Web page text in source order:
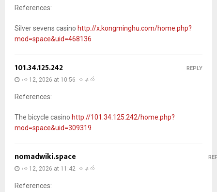
References:
Silver sevens casino http://x.kongminghu.com/home.php?
mod=space&uid=468136
101.34.125.242
မေ 12, 2026 at 10:56 မနက်
References:
The bicycle casino http://101.34.125.242/home.php?
mod=space&uid=309319
REPLY
nomadwiki.space
မေ 12, 2026 at 11:42 မနက်
References: